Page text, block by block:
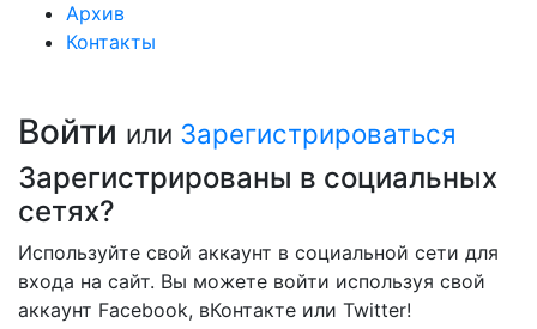
Архив
Контакты
Войти или Зарегистрироваться
Зарегистрированы в социальных
сетях?
Используйте свой аккаунт в социальной сети для
входа на сайт. Вы можете войти используя свой
аккаунт Facebook, вКонтакте или Twitter!